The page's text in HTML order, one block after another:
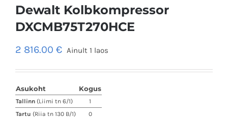
Dewalt Kolbkompressor
DXCMB75T270HCE
2 816.00 € Ainult 1 laos
Asukoht Kogus
Tallinn (Liimi tn 6/1)
1
Tartu (Riia tn 130 B/1)
0